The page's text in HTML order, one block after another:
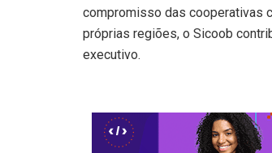
compromisso das cooperativas
próprias regiões, o Sicoob
executivo.